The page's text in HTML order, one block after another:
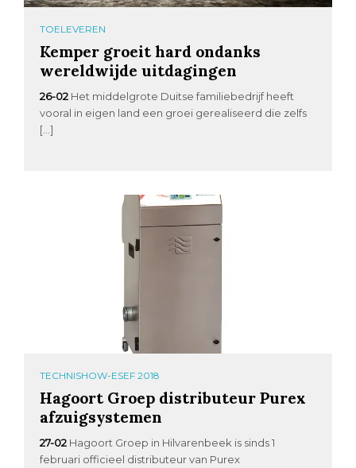
TOELEVEREN
Kemper groeit hard ondanks
wereldwijde uitdagingen
26-02 Het middelgrote Duitse familiebedrijf heeft
vooral in eigen land een groei gerealiseerd die zelfs
[…]
TECHNISHOW-ESEF 2018
Hagoort Groep distributeur Purex
afzuigsystemen
27-02 Hagoort Groep in Hilvarenbeek is sinds 1
februari officieel distributeur van Purex